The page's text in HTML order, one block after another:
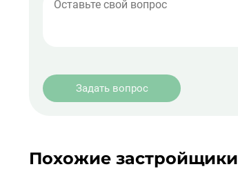
Задать вопрос
Похожие застройщики